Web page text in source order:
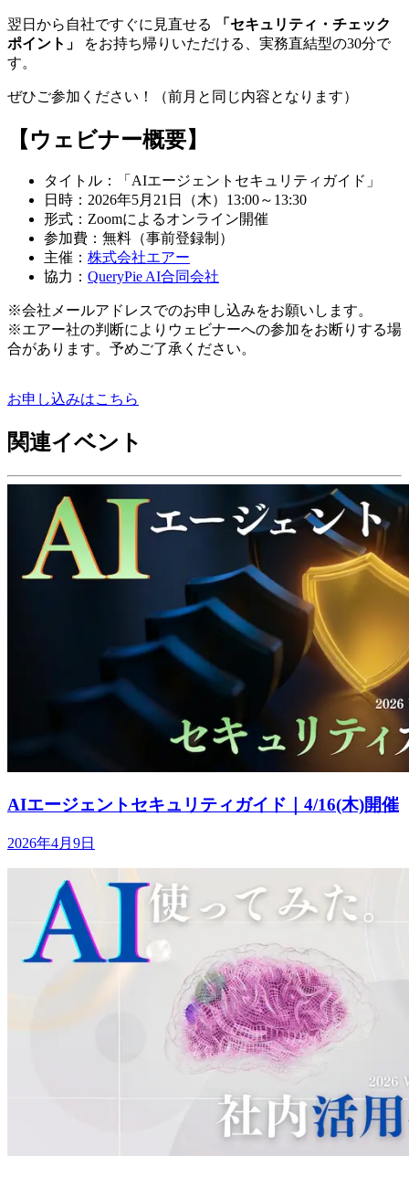
翌日から自社ですぐに見直せる
「セキュリティ・チェック
ポイント」
をお持ち帰りいただける、実務直結型の30分で
す。
ぜひご参加ください！（前月と同じ内容となります）
【ウェビナー概要】
タイトル：「AIエージェントセキュリティガイド」
日時：2026年5月21日（木）13:00～13:30
形式：Zoomによるオンライン開催
参加費：無料（事前登録制）
主催： 株式会社エアー
協力： QueryPie AI合同会社
※会社メールアドレスでのお申し込みをお願いします。
※エアー社の判断によりウェビナーへの参加をお断りする場
合があります。予めご了承ください。
お申し込みはこちら
関連イベント
AIエージェントセキュリティガイド｜4/16(木)開催
2026年4月9日